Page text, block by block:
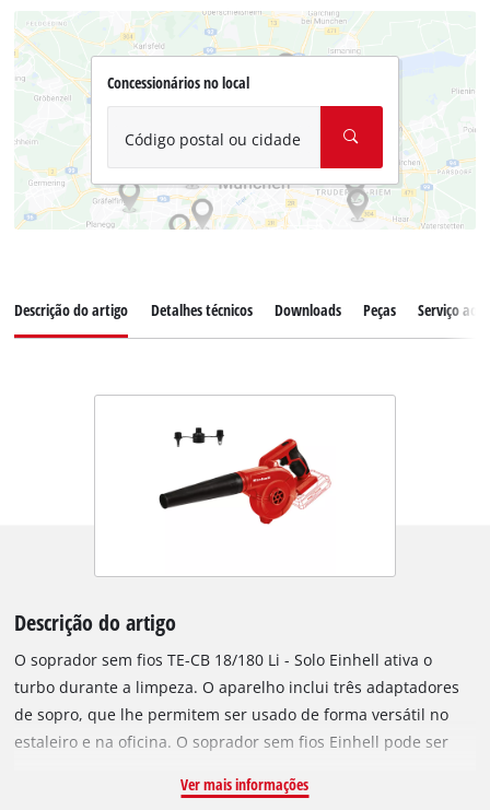
Concessionários no local
Código postal ou cidade
Descrição do artigo Detalhes técnicos Downloads Peças Serviço ao
Descrição do artigo
O soprador sem fios TE-CB 18/180 Li - Solo Einhell ativa o
turbo durante a limpeza. O aparelho inclui três adaptadores
de sopro, que lhe permitem ser usado de forma versátil no
estaleiro e na oficina. O soprador sem fios Einhell pode ser
acumuladores. Os cabos elétricos e a procura de uma tomada
Ver mais informações